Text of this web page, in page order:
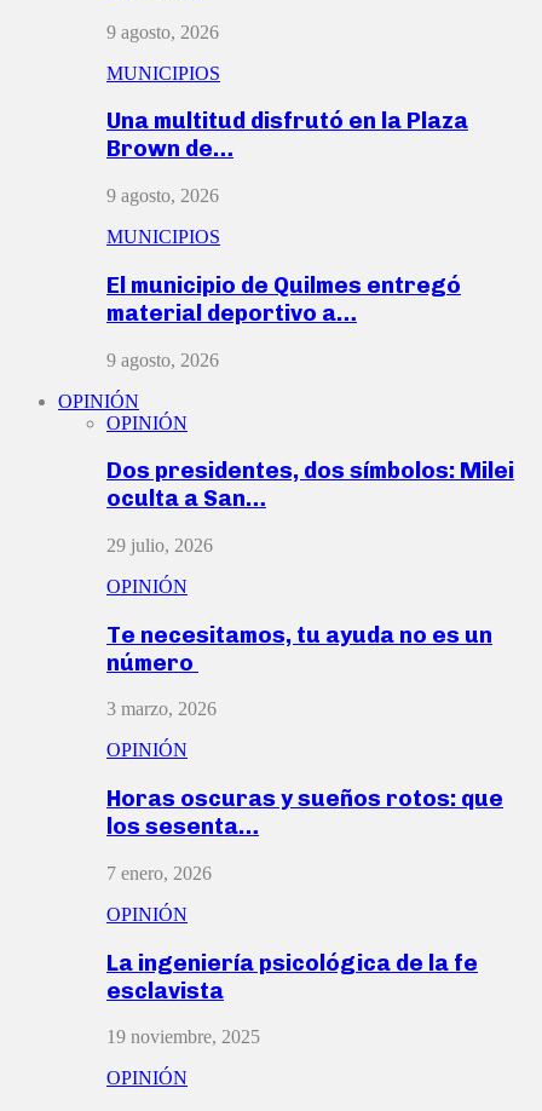
9 agosto, 2026
MUNICIPIOS
Una multitud disfrutó en la Plaza
Brown de…
9 agosto, 2026
MUNICIPIOS
El municipio de Quilmes entregó
material deportivo a…
9 agosto, 2026
OPINIÓN
OPINIÓN
Dos presidentes, dos símbolos: Milei
oculta a San…
29 julio, 2026
OPINIÓN
Te necesitamos, tu ayuda no es un
número
3 marzo, 2026
OPINIÓN
Horas oscuras y sueños rotos: que
los sesenta…
7 enero, 2026
OPINIÓN
La ingeniería psicológica de la fe
esclavista
19 noviembre, 2025
OPINIÓN